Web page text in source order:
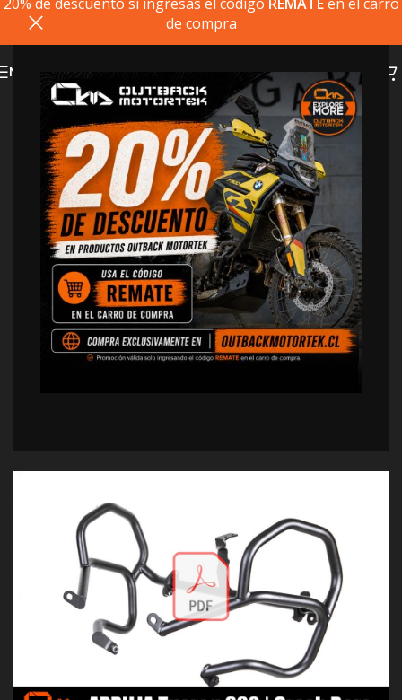
de compra
MENU
Rápido – Instalación de
PDF
Home >Rápido – Instalación de PDF
Aprilia BMW Honda Kawasaki KTM
Suzuki
Yamaha
Aprilia Tuareg 660